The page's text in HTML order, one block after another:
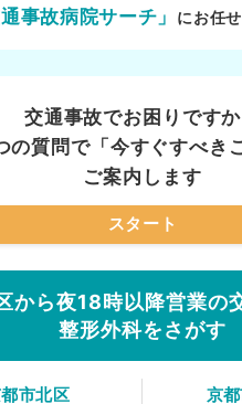
通事故病院サーチ」 にお任
交通事故でお困りですか
の質問で「今すぐすべき
ご案内します
スタート
から夜18時以降営業の
整形外科をさがす
市北区
京